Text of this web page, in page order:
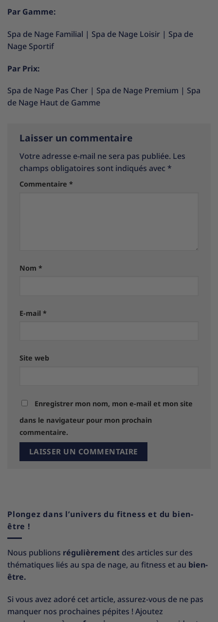
Par Gamme:
Spa de Nage Familial | Spa de Nage Loisir | Spa de
Nage Sportif
Par Prix:
Spa de Nage Pas Cher | Spa de Nage Premium | Spa
de Nage Haut de Gamme
Laisser un commentaire
Votre adresse e-mail ne sera pas publiée. Les
champs obligatoires sont indiqués avec *
Commentaire *
Nom *
E-mail *
Site web
Enregistrer mon nom, mon e-mail et mon site
dans le navigateur pour mon prochain
commentaire.
Plongez dans l’univers du fitness et du bien-
être !
Nous publions régulièrement des articles sur des
thématiques liés au spa de nage, au fitness et au bien-
être.
Si vous avez adoré cet article, assurez-vous de ne pas
manquer nos prochaines pépites ! Ajoutez